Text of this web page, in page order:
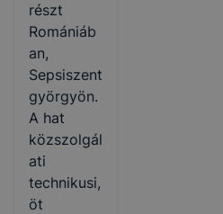
részt
Romániáb
an,
Sepsiszent
györgyön.
A hat
közszolgál
ati
technikusi,
öt